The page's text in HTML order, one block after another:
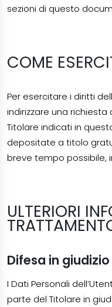
sezioni di questo
COME
Per esercitare i diritti
indirizzare una
Titolare indicati in
depositate a titolo
breve tempo possibile,
ULTERIORI
Difesa in giudizio
I Dati Personali
parte del Titolare in